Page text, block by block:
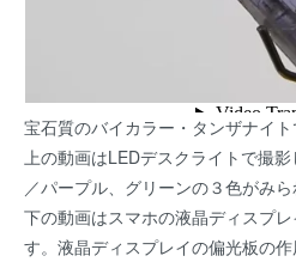
宝石質のバイカラー・タンザナイト
上の動画はLEDデスクライトで撮
／パープル、グリーンの３色がみら
下の動画はスマホの液晶ディスプ
す。液晶ディスプレイの偏光板の